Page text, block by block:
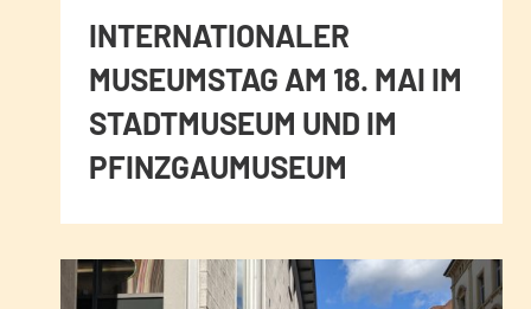
INTERNATIONALER
MUSEUMSTAG AM 18. MAI IM
STADTMUSEUM UND IM
PFINZGAUMUSEUM